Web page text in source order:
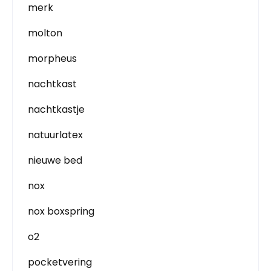
merk
molton
morpheus
nachtkast
nachtkastje
natuurlatex
nieuwe bed
nox
nox boxspring
o2
pocketvering